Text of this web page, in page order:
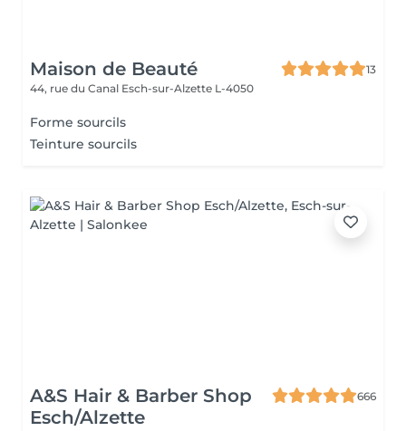
Maison de Beauté
13
44, rue du Canal Esch-sur-Alzette L-4050
Forme sourcils
Teinture sourcils
A&S Hair & Barber Shop
Esch/Alzette
666